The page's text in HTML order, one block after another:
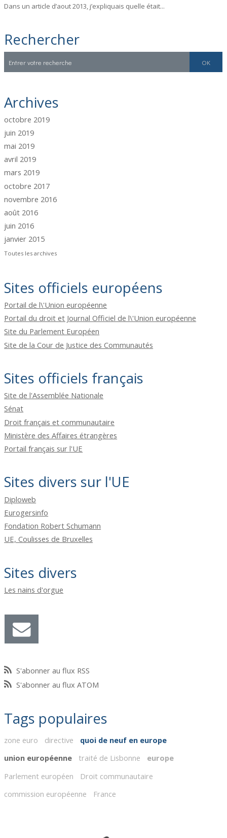
Dans un article d’aout 2013, j’expliquais quelle était...
Rechercher
Archives
octobre 2019
juin 2019
mai 2019
avril 2019
mars 2019
octobre 2017
novembre 2016
août 2016
juin 2016
janvier 2015
Toutes les archives
Sites officiels européens
Portail de l\'Union européenne
Portail du droit et Journal Officiel de l\'Union européenne
Site du Parlement Européen
Site de la Cour de Justice des Communautés
Sites officiels français
Site de l'Assemblée Nationale
Sénat
Droit français et communautaire
Ministère des Affaires étrangères
Portail français sur l'UE
Sites divers sur l'UE
Diploweb
Eurogersinfo
Fondation Robert Schumann
UE, Coulisses de Bruxelles
Sites divers
Les nains d'orgue
S'abonner au flux RSS
S'abonner au flux ATOM
Tags populaires
zone euro directive
quoi de neuf en europe
union européenne
traité de Lisbonne
europe
Parlement européen
Droit communautaire
commission européenne
France